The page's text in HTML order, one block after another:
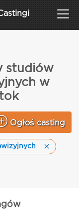
studiów
w
Ogłoś casting